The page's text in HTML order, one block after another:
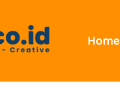
Home